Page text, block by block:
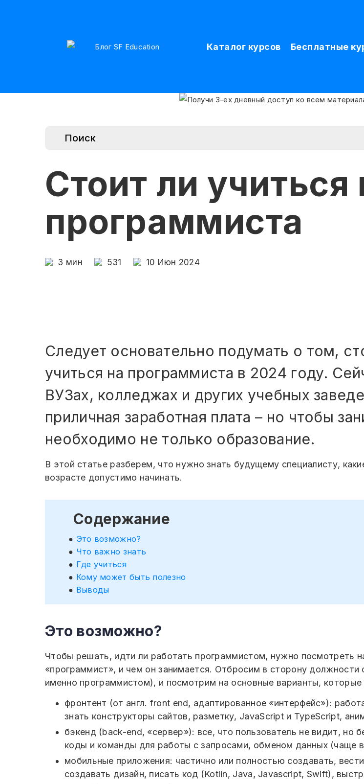
Каталог курсов Бесплатные
Стоит ли учиться
программиста
3 мин 531 10 Июн 2024
Следует основательно подумать о том,
учиться на программиста в 2024 году.
ВУЗах, колледжах и других учебных
приличная заработная плата – но чтобы
необходимо не только образование.
В этой статье разберем, что нужно знать будущему специалисту,
возрасте допустимо начинать.
Содержание
Это возможно?
Что важно знать
Где учиться
Кому может быть полезно
Выводы
Это возможно?
Чтобы решать, идти ли работать программистом, нужно посмотреть
«программист», и чем он занимается. Отбросим в сторону
именно программистом), и посмотрим на основные варианты, которые
фронтент (от англ. front end, адаптированное «интерфейс»):
знать конструкторы сайтов, разметку, JavaScript и TypeScript,
бэкенд (back-end, «сервер»): все, что пользователь не видит, но
коды и команды для работы с запросами, обменом данных (чаще
мобильные приложения: частично или полностью создавать,
создавать дизайн, писать код (Kotlin, Java, Javascript, Swift),